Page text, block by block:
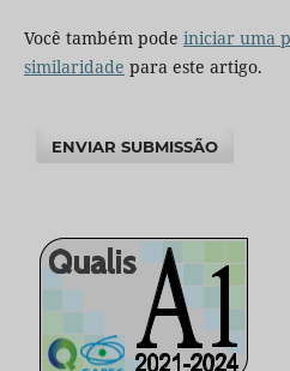
Você também pode iniciar uma
similaridade para este artigo.
ENVIAR SUBMISSÃO